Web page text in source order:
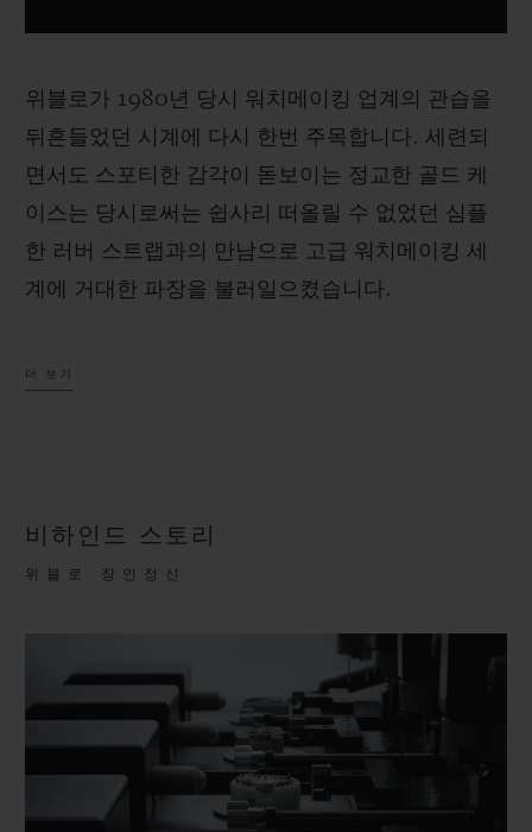
위블로가 1980년 당시 워치메이킹 업계의 관습을
뒤흔들었던 시계에 다시 한번 주목합니다. 세련되
면서도 스포티한 감각이 돋보이는 정교한 골드 케
이스는 당시로써는 쉽사리 떠올릴 수 없었던 심플
한 러버 스트랩과의 만남으로 고급 워치메이킹 세
계에 거대한 파장을 불러일으켰습니다.
색다른 시계 제품을 원했던 시계 애호가의 마음을
클래식 퓨전 오리지널은 시대를 초월하는 심플한
디자인으로 혈기왕성하면서도 성숙한 매력을 표현
합니다.
더 보기
비하인드 스토리
위블로 장인정신